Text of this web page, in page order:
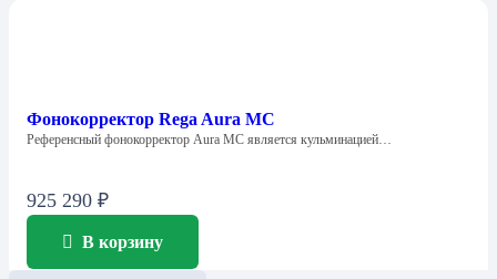
Фонокорректор Rega Aura МС
Референсный фонокорректор Aura MC является кульминацией…
925 290 ₽
В корзину